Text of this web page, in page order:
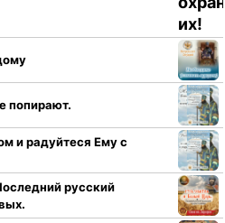
попирают.
и радуйтеся Ему с
русский